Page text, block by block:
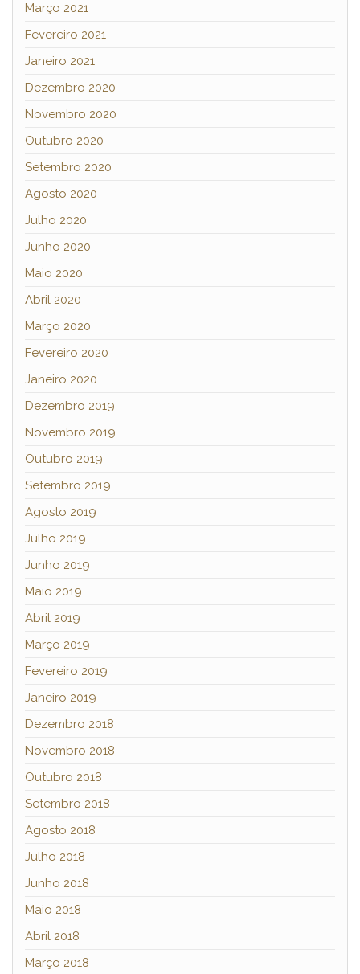
Março 2021
Fevereiro 2021
Janeiro 2021
Dezembro 2020
Novembro 2020
Outubro 2020
Setembro 2020
Agosto 2020
Julho 2020
Junho 2020
Maio 2020
Abril 2020
Março 2020
Fevereiro 2020
Janeiro 2020
Dezembro 2019
Novembro 2019
Outubro 2019
Setembro 2019
Agosto 2019
Julho 2019
Junho 2019
Maio 2019
Abril 2019
Março 2019
Fevereiro 2019
Janeiro 2019
Dezembro 2018
Novembro 2018
Outubro 2018
Setembro 2018
Agosto 2018
Julho 2018
Junho 2018
Maio 2018
Abril 2018
Março 2018